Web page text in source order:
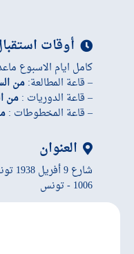
أوقات
كامل ايام الاسبوع
– قاعة المطالعة:من الساعة 8:30
– قاعة الدوريات :من الساعة
– قاعة المخطوطات :من
العنوان
شارع 9 أفريل 1938 تونس – باب سويقة
1006 - تونس